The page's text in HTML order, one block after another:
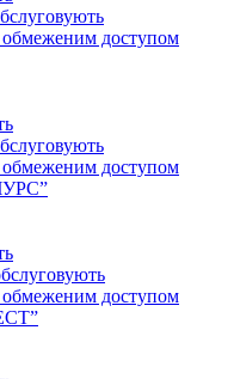
обмеженим доступом
обмеженим доступом
обмеженим доступом